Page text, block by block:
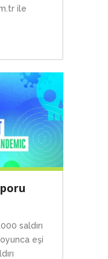
ile
saldırı
eşi